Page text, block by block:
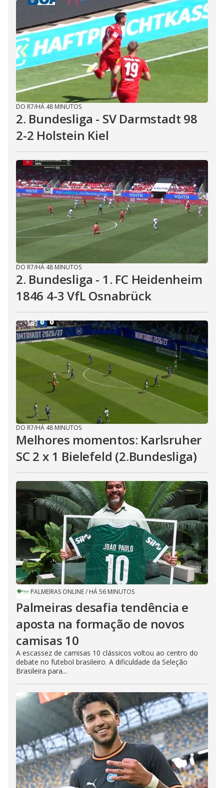
DO R7/HÁ 48 MINUTOS
2. Bundesliga - SV Darmstadt 98
2-2 Holstein Kiel
DO R7/HÁ 48 MINUTOS
2. Bundesliga - 1. FC Heidenheim
1846 4-3 VfL Osnabrück
DO R7/HÁ 48 MINUTOS
Melhores momentos: Karlsruher
SC 2 x 1 Bielefeld (2.Bundesliga)
PALMEIRAS ONLINE/ HÁ 56 MINUTOS
Palmeiras desafia tendência e
aposta na formação de novos
camisas 10
A escassez de camisas 10 clássicos voltou ao centro do
debate no futebol brasileiro. A dificuldade da Seleção
Brasileira para...